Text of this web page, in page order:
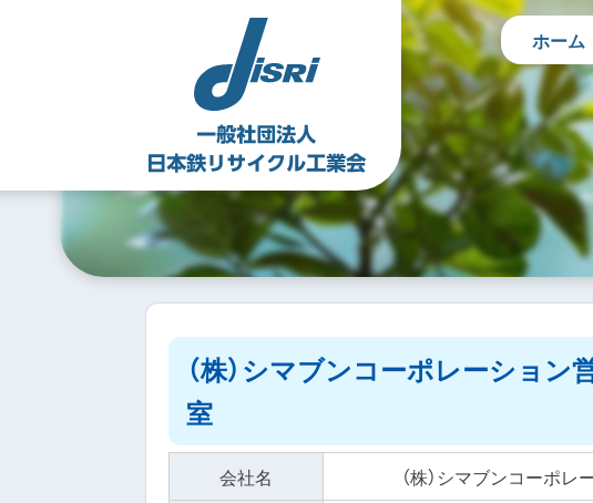
ホーム
（株）シマブンコーポレーショ
室
会社名 （株）シマブンコーポ